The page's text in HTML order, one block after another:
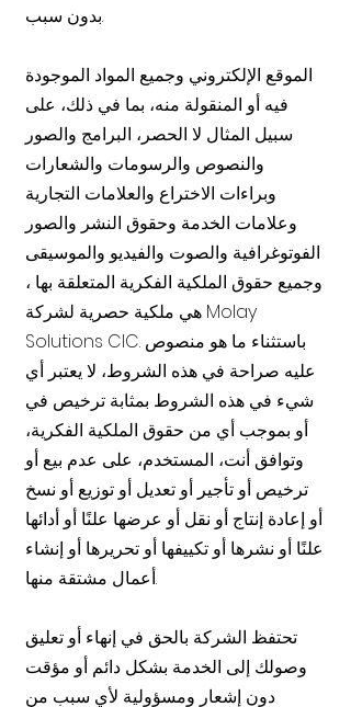
بدون سبب.
الموقع الإلكتروني وجميع المواد الموجودة
فيه أو المنقولة منه، بما في ذلك، على
سبيل المثال لا الحصر، البرامج والصور
والنصوص والرسومات والشعارات
وبراءات الاختراع والعلامات التجارية
وعلامات الخدمة وحقوق النشر والصور
الفوتوغرافية والصوت والفيديو والموسيقى
وجميع حقوق الملكية الفكرية المتعلقة بها ،
هي ملكية حصرية لشركة Molay
Solutions CIC. باستثناء ما هو منصوص
عليه صراحة في هذه الشروط، لا يعتبر أي
شيء في هذه الشروط بمثابة ترخيص في
أو بموجب أي من حقوق الملكية الفكرية،
وتوافق أنت، المستخدم، على عدم بيع أو
ترخيص أو تأجير أو تعديل أو توزيع أو نسخ
أو إعادة إنتاج أو نقل أو عرضها علنًا أو أدائها
علنًا أو نشرها أو تكييفها أو تحريرها أو إنشاء
أعمال مشتقة منها.
تحتفظ الشركة بالحق في إنهاء أو تعليق
وصولك إلى الخدمة بشكل دائم أو مؤقت
دون إشعار ومسؤولية لأي سبب من